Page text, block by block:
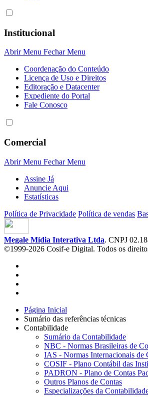
Institucional
Abrir Menu Fechar Menu
Coordenação do Conteúdo
Licença de Uso e Direitos
Editoração e Datacenter
Expediente do Portal
Fale Conosco
Comercial
Abrir Menu Fechar Menu
Assine Já
Anuncie Aqui
Estatísticas
Política de Privacidade Política de vendas
Megale Mídia Interativa Ltda. CNPJ
©1999-2026 Cosif-e Digital. Todos os
Página Inicial
Sumário das referências técnicas
Contabilidade
Sumário da Contabilidade
NBC - Normas Brasileiras de
IAS - Normas Internacionais de
COSIF - Plano Contábil das
PADRON - Plano de Contas
Outros Planos de Contas
Especializações da